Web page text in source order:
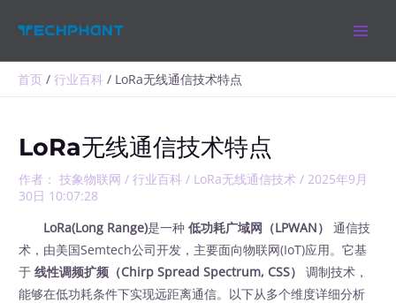
首页 行业百科 LoRa无线通信技术特点
LoRa无线通信技术特点
作者： 技象物联网/行业百科 / LoRa无线通信技术 /2025年9月
30日 10:07:28
LoRa(Long Range)是一种低功耗广域网（LPWAN）
‍ 通信技
术，由美国Semtech公司开发，主要面向物联网(IoT)应用。它基
于线性调频扩频（Chirp Spread Spectrum, CSS）
‍ 调制技术，
能够在低功耗条件下实现远距离通信。以下从多个维度详细分析